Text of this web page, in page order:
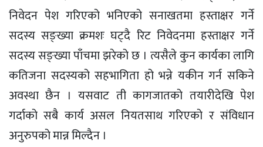
निवेदन पेश गरिएको भनिएको सनाखतमा हस्ताक्षर गर्ने
सदस्य सङ्ख्या क्रमशः घट्दै रिट निवेदनमा हस्ताक्षर गर्ने
सदस्य सङ्ख्या पाँचमा झरेको छ । त्यसैले कुन कार्यका लागि
कतिजना सदस्यको सहभागिता हो भन्ने यकीन गर्न सकिने
अवस्था छैन । यसवाट ती कागजातको तयारीदेखि पेश
गर्दाको सबै कार्य असल नियतसाथ गरिएको र संविधान
अनुरुपको मान्न मिल्दैन ।